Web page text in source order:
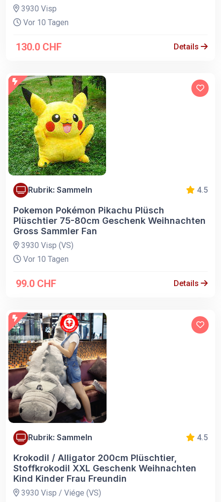
3930 Visp
Vor 10 Tagen
130.0 CHF Details
Rubrik: Sammeln 4.5
Pokemon Pokémon Pikachu Plüsch
Plüschtier 75-80cm Geschenk Weihnachten
Gross Sammler Fan
3930 Visp (VS)
Vor 10 Tagen
99.0 CHF Details
Rubrik: Sammeln 4.5
Krokodil / Alligator 200cm Plüschtier,
Stoffkrokodil XXL Geschenk Weihnachten
Kind Kinder Frau Freundin
3930 Visp / Viége (VS)